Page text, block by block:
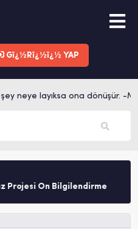
Gï¿½Rï¿½ï¿½ YAP
neye layıksa ona dönüşür. -
Ön Bilgilendirme